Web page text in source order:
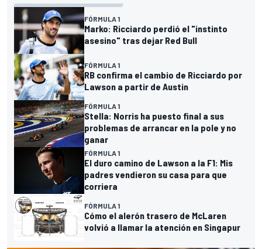
FÓRMULA 1
Marko: Ricciardo perdió el "instinto
asesino" tras dejar Red Bull
FÓRMULA 1
RB confirma el cambio de Ricciardo por
Lawson a partir de Austin
FÓRMULA 1
Stella: Norris ha puesto final a sus
problemas de arrancar en la pole y no
ganar
FÓRMULA 1
El duro camino de Lawson a la F1: Mis
padres vendieron su casa para que
corriera
FÓRMULA 1
Cómo el alerón trasero de McLaren
volvió a llamar la atención en Singapur